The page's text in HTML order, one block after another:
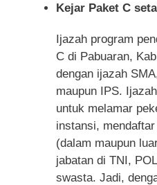
Kejar Paket C
Ijazah program
C di Pabuaran,
dengan ijazah
maupun IPS.
untuk melamar
instansi,
(dalam maupun
jabatan di TNI,
swasta. Jadi,